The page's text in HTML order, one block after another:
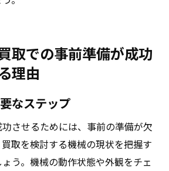
取での事前準備が成功
理由
なステップ
させるためには、事前の準備が欠
取を検討する機械の現状を把握す
う。機械の動作状態や外観をチェ